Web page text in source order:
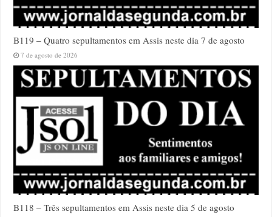
B119 – Quatro sepultamentos em Assis neste dia 7 de agosto
7 de agosto de 2026
B118 – Três sepultamentos em Assis neste dia 5 de agosto